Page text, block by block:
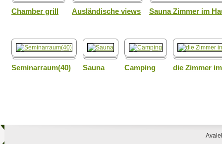
Chamber grill Ausländische views Sauna Zimmer im
Seminarraum(40) Sauna Camping die Zimmer